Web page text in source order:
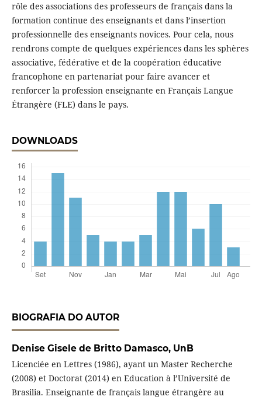
rôle des associations des professeurs de français dans la
formation continue des enseignants et dans l’insertion
professionnelle des enseignants novices. Pour cela, nous
rendrons compte de quelques expériences dans les sphères
associative, fédérative et de la coopération éducative
francophone en partenariat pour faire avancer et
renforcer la profession enseignante en Français Langue
Étrangère (FLE) dans le pays.
DOWNLOADS
BIOGRAFIA DO AUTOR
Denise Gisele de Britto Damasco, UnB
Licenciée en Lettres (1986), ayant un Master Recherche
(2008) et Doctorat (2014) en Education à l’Université de
Brasilia. Enseignante de français langue étrangère au